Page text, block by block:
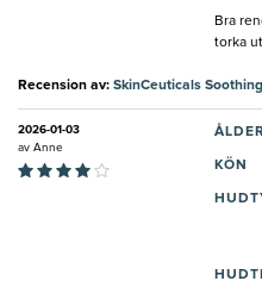
Bra
torka
Recension av: SkinCeuticals
2026-01-03
av Anne
KÖN